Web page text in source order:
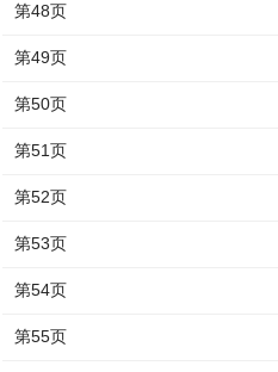
第48页
第49页
第50页
第51页
第52页
第53页
第54页
第55页